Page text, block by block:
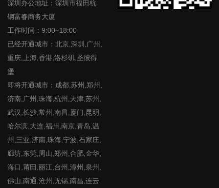
深圳办公地址：深圳市福田杭
钢富春商务大厦
工作时间：9:00~18:00
已经开通城市：北京,深圳,广州,
重庆,上海,香港,洛杉矶,圣彼得
堡
即将开通城市：成都,苏州,郑州,
济南,广州,珠海,杭州,天津,苏州,
武汉,长沙,常州,南昌,厦门,昆明,
哈尔滨,大连,福州,南京,青岛,温
州,三亚,济南,珠海,宁波,石家庄,
廊坊,东莞,周山,郑州,合肥,金华,
海口,莆田,丽江,台州,漳州,泉州,
佛山,南通,沧州,无锡,南昌,连云